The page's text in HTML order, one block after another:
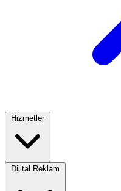
Hizmetler